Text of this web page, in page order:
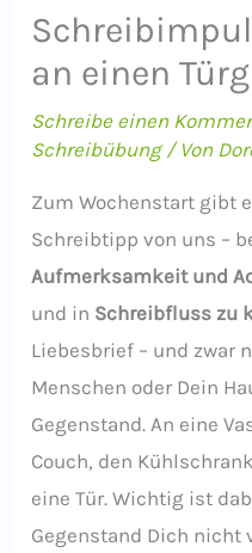
an einen
Schreibe einen
Schreibübung/ Von
Zum Wochenstart gibt
Schreibtipp von uns –
Aufmerksamkeit und
und in Schreibfluss zu
Liebesbrief – und zwar
Menschen oder Dein
Gegenstand. An eine
Couch, den
eine Tür. Wichtig ist
Gegenstand Dich